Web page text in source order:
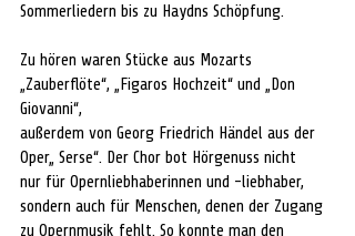
Sommerliedern bis zu Haydns Schöpfung.
Zu hören waren Stücke aus Mozarts
„Zauberflöte“, „Figaros Hochzeit“ und „Don
Giovanni“,
außerdem von Georg Friedrich Händel aus der
Oper„ Serse“. Der Chor bot Hörgenuss nicht
nur für Opernliebhaberinnen und -liebhaber,
sondern auch für Menschen, denen der Zugang
zu Opernmusik fehlt. So konnte man den